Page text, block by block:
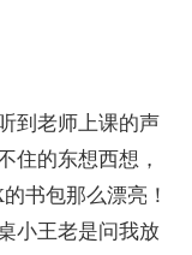
到老师上课的声
住的东想西想，
书包那么漂亮！
小王老是问我放